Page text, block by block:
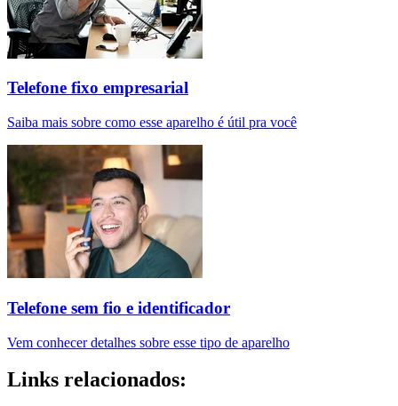
Telefone fixo empresarial
Saiba mais sobre como esse aparelho é útil pra você
Telefone sem fio e identificador
Vem conhecer detalhes sobre esse tipo de aparelho
Links relacionados: